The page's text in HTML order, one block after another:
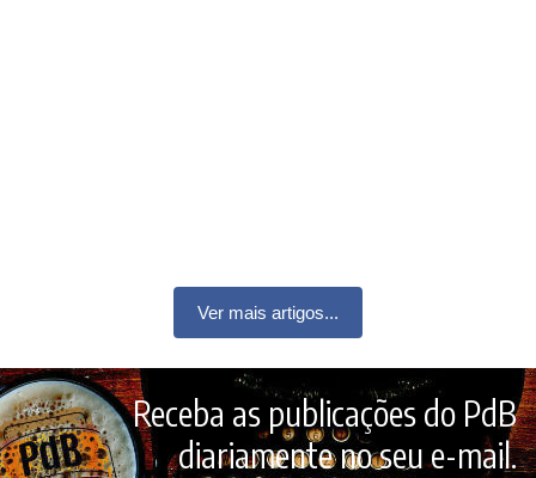
Ver mais artigos...
Receba as publicações do PdB
diariamente no seu e-mail.